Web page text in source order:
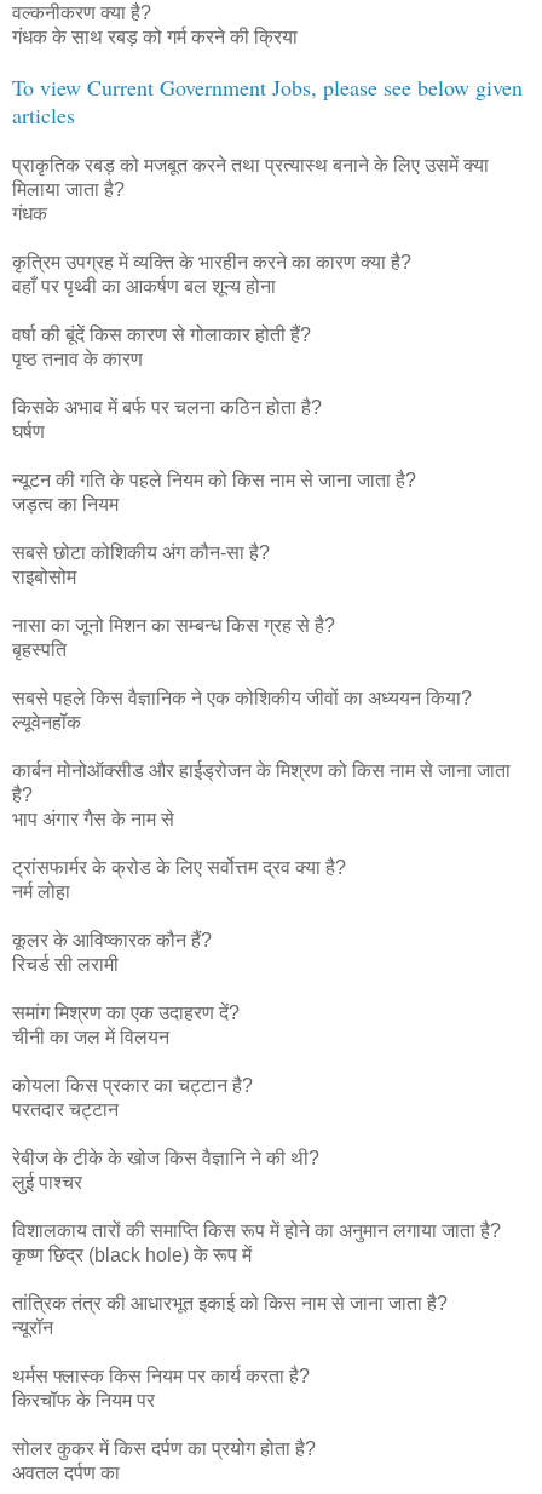
वल्कनीकरण क्या है?
गंधक के साथ रबड़ को गर्म करने की क्रिया
To view Current Government Jobs, please see below given
articles
प्राकृतिक रबड़ को मजबूत करने तथा प्रत्यास्थ बनाने के लिए उसमें क्या
मिलाया जाता है?
गंधक
कृत्रिम उपग्रह में व्यक्ति के भारहीन करने का कारण क्या है?
वहाँ पर पृथ्वी का आकर्षण बल शून्य होना
वर्षा की बूंदें किस कारण से गोलाकार होती हैं?
पृष्ठ तनाव के कारण
किसके अभाव में बर्फ पर चलना कठिन होता है?
घर्षण
न्यूटन की गति के पहले नियम को किस नाम से जाना जाता है?
जड़त्व का नियम
सबसे छोटा कोशिकीय अंग कौन-सा है?
राइबोसोम
नासा का जूनो मिशन का सम्बन्ध किस ग्रह से है?
बृहस्पति
सबसे पहले किस वैज्ञानिक ने एक कोशिकीय जीवों का अध्ययन किया?
ल्यूवेनहॉक
कार्बन मोनोऑक्सीड और हाईड्रोजन के मिश्रण को किस नाम से जाना जाता
है?
भाप अंगार गैस के नाम से
ट्रांसफार्मर के क्रोड के लिए सर्वोत्तम द्रव क्या है?
नर्म लोहा
कूलर के आविष्कारक कौन हैं?
रिचर्ड सी लरामी
समांग मिश्रण का एक उदाहरण दें?
चीनी का जल में विलयन
कोयला किस प्रकार का चट्टान है?
परतदार चट्टान
रेबीज के टीके के खोज किस वैज्ञानि ने की थी?
लुई पाश्चर
विशालकाय तारों की समाप्ति किस रूप में होने का अनुमान लगाया जाता है?
कृष्ण छिद्र (black hole) के रूप में
तांत्रिक तंत्र की आधारभूत इकाई को किस नाम से जाना जाता है?
न्यूरॉन
थर्मस फ्लास्क किस नियम पर कार्य करता है?
किरचॉफ के नियम पर
सोलर कुकर में किस दर्पण का प्रयोग होता है?
अवतल दर्पण का